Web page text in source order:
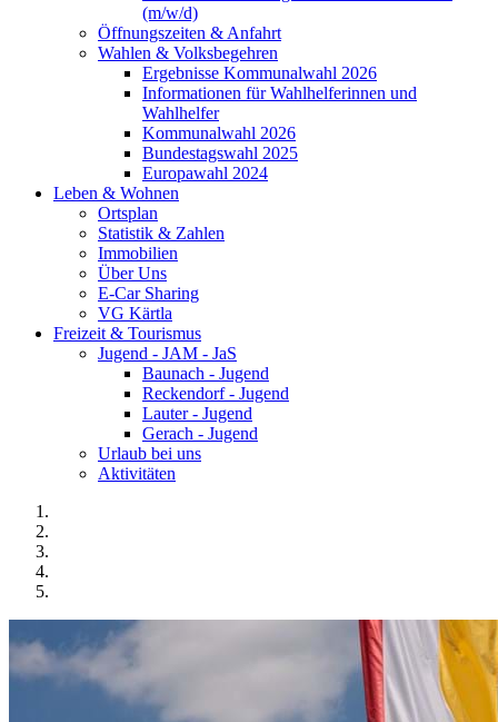
(m/w/d)
Öffnungszeiten & Anfahrt
Wahlen & Volksbegehren
Ergebnisse Kommunalwahl 2026
Informationen für Wahlhelferinnen und
Wahlhelfer
Kommunalwahl 2026
Bundestagswahl 2025
Europawahl 2024
Leben & Wohnen
Ortsplan
Statistik & Zahlen
Immobilien
Über Uns
E-Car Sharing
VG Kärtla
Freizeit & Tourismus
Jugend - JAM - JaS
Baunach - Jugend
Reckendorf - Jugend
Lauter - Jugend
Gerach - Jugend
Urlaub bei uns
Aktivitäten